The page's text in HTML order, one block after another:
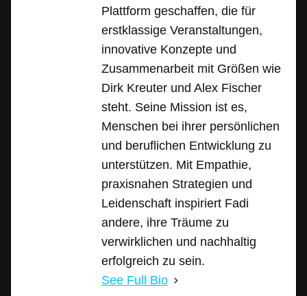
Plattform geschaffen, die für
erstklassige Veranstaltungen,
innovative Konzepte und
Zusammenarbeit mit Größen wie
Dirk Kreuter und Alex Fischer
steht. Seine Mission ist es,
Menschen bei ihrer persönlichen
und beruflichen Entwicklung zu
unterstützen. Mit Empathie,
praxisnahen Strategien und
Leidenschaft inspiriert Fadi
andere, ihre Träume zu
verwirklichen und nachhaltig
erfolgreich zu sein.
See Full Bio